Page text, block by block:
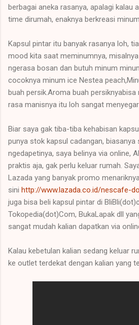
berbagai aneka rasanya, apalagi kalau
time dirumah, enaknya berkreasi
Kapsul pintar itu banyak rasanya loh,
mood kita saat meminumnya,
ngerasa bosan dan butuh minum
cocoknya minum ice Nestea
buah persik.Aroma buah persiknyabisa
rasa manisnya itu loh sangat
Biar saya gak tiba-tiba kehabisan
punya stok kapsul cadangan, biasanya
ngedapetinya, saya belinya via online,
praktis aja, gak perlu keluar rumah.
Lazada yang banyak promo
sini http://www.lazada.co.id/nescafe-
juga bisa beli kapsul pintar di
Tokopedia(dot)Com, BukaLapak dll
sangat mudah kalian dapatkan via
Kalau kebetulan kalian sedang keluar
ke outlet terdekat dengan kalian yang